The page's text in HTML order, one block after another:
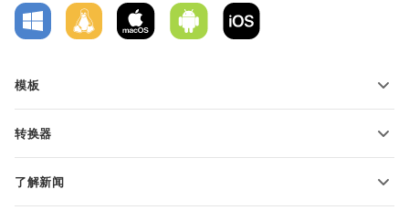
模板
文本文档模板
转换器
转换电子表格
了解新闻